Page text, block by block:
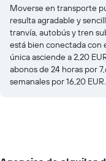
Moverse en transporte
resulta agradable y
tranvía, autobús y tren
está bien conectada con
única asciende a 2,20
abonos de 24 horas por
semanales por 16,20 EUR.